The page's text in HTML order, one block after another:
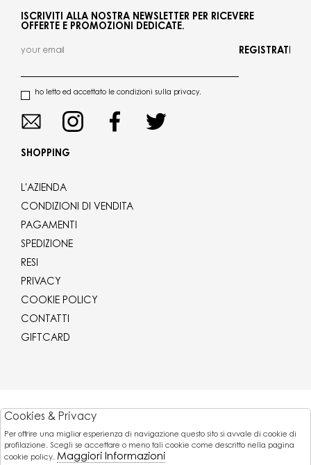
ISCRIVITI ALLA NOSTRA NEWSLETTER PER RICEVERE
OFFERTE E PROMOZIONI DEDICATE.
ho letto ed accettato le condizioni sulla privacy.
REGISTRATI
SHOPPING
L'AZIENDA
CONDIZIONI DI VENDITA
PAGAMENTI
SPEDIZIONE
RESI
PRIVACY
COOKIE POLICY
CONTATTI
GIFTCARD
Pagamenti
Cookies & Privacy
Per offrire una miglior esperienza di navigazione questo sito si avvale di cookie di
profilazione. Scegli se accettare o meno tali cookie come descritto nella pagina
cookie policy. Maggiori Informazioni